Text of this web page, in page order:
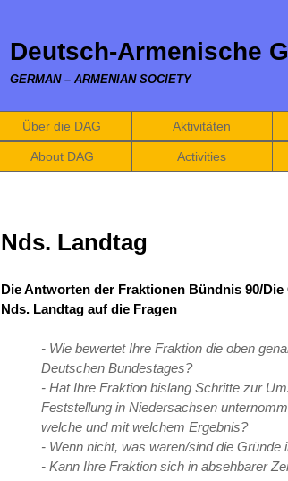
Deutsch-Armenische
GERMAN – ARMENIAN SOCIETY
Über die DAG Aktivitäten
About DAG Activities
Nds. Landtag
Die Antworten der Fraktionen Bündnis 90/
Nds. Landtag auf die Fragen
‐ Wie bewertet Ihre Fraktion die oben
Deutschen Bundestages?
‐ Hat Ihre Fraktion bislang Schritte zur
Feststellung in Niedersachsen
welche und mit welchem Ergebnis?
‐ Wenn nicht, was waren/sind die Gründe
‐ Kann Ihre Fraktion sich in absehbarer